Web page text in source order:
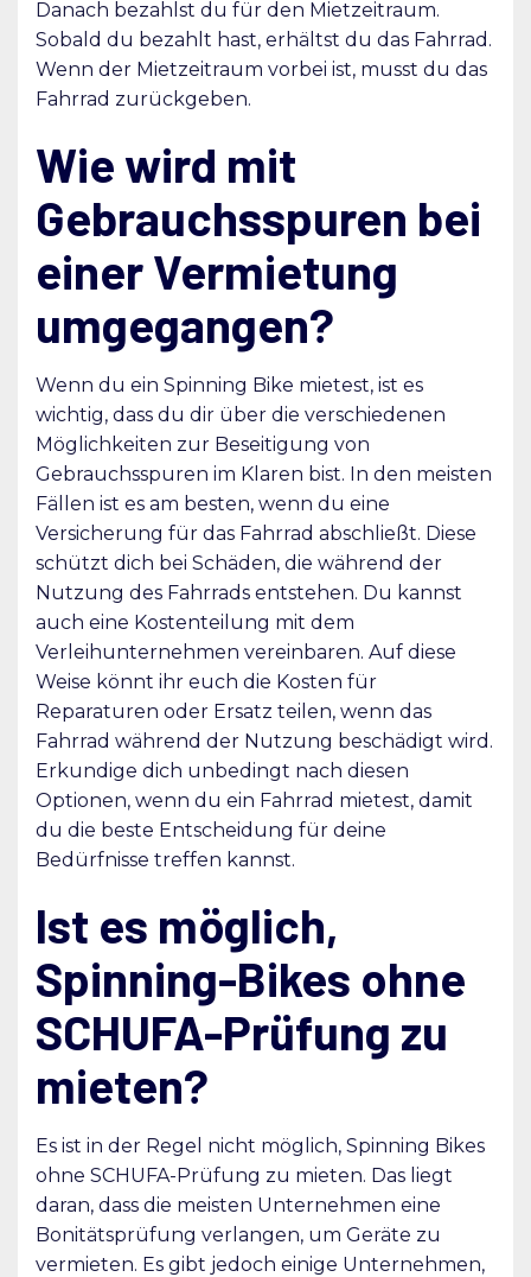
Danach bezahlst du für den Mietzeitraum.
Sobald du bezahlt hast, erhältst du das Fahrrad.
Wenn der Mietzeitraum vorbei ist, musst du das
Fahrrad zurückgeben.
Wie wird mit
Gebrauchsspuren bei
einer Vermietung
umgegangen?
Wenn du ein Spinning Bike mietest, ist es
wichtig, dass du dir über die verschiedenen
Möglichkeiten zur Beseitigung von
Gebrauchsspuren im Klaren bist. In den meisten
Fällen ist es am besten, wenn du eine
Versicherung für das Fahrrad abschließt. Diese
schützt dich bei Schäden, die während der
Nutzung des Fahrrads entstehen. Du kannst
auch eine Kostenteilung mit dem
Verleihunternehmen vereinbaren. Auf diese
Weise könnt ihr euch die Kosten für
Reparaturen oder Ersatz teilen, wenn das
Fahrrad während der Nutzung beschädigt wird.
Erkundige dich unbedingt nach diesen
Optionen, wenn du ein Fahrrad mietest, damit
du die beste Entscheidung für deine
Bedürfnisse treffen kannst.
Ist es möglich,
Spinning-Bikes ohne
SCHUFA-Prüfung zu
mieten?
Es ist in der Regel nicht möglich, Spinning Bikes
ohne SCHUFA-Prüfung zu mieten. Das liegt
daran, dass die meisten Unternehmen eine
Bonitätsprüfung verlangen, um Geräte zu
vermieten. Es gibt jedoch einige Unternehmen,